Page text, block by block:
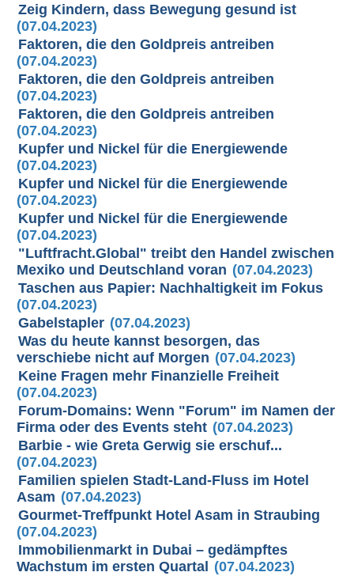
Zeig Kindern, dass Bewegung gesund ist
(07.04.2023)
Faktoren, die den Goldpreis antreiben
(07.04.2023)
Faktoren, die den Goldpreis antreiben
(07.04.2023)
Faktoren, die den Goldpreis antreiben
(07.04.2023)
Kupfer und Nickel für die Energiewende
(07.04.2023)
Kupfer und Nickel für die Energiewende
(07.04.2023)
Kupfer und Nickel für die Energiewende
(07.04.2023)
"Luftfracht.Global" treibt den Handel zwischen
Mexiko und Deutschland voran (07.04.2023)
Taschen aus Papier: Nachhaltigkeit im Fokus
(07.04.2023)
Gabelstapler (07.04.2023)
Was du heute kannst besorgen, das
verschiebe nicht auf Morgen (07.04.2023)
Keine Fragen mehr Finanzielle Freiheit
(07.04.2023)
Forum-Domains: Wenn "Forum" im Namen der
Firma oder des Events steht (07.04.2023)
Barbie - wie Greta Gerwig sie erschuf...
(07.04.2023)
Familien spielen Stadt-Land-Fluss im Hotel
Asam (07.04.2023)
Gourmet-Treffpunkt Hotel Asam in Straubing
(07.04.2023)
Immobilienmarkt in Dubai – gedämpftes
Wachstum im ersten Quartal
(07.04.2023)